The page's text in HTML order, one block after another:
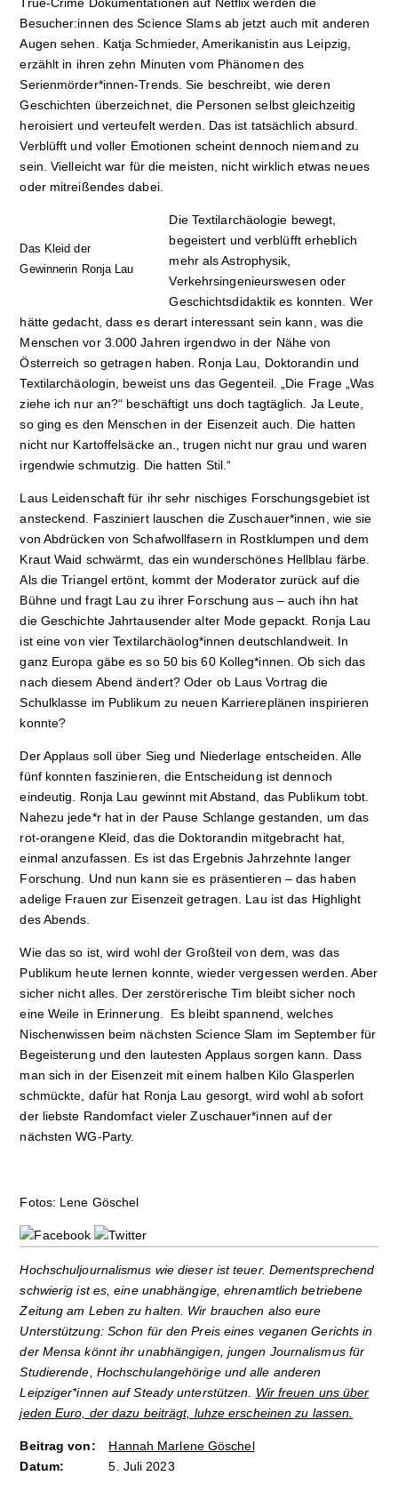
Besucher:innen des Science Slams ab jetzt auch mit anderen
Augen sehen. Katja Schmieder, Amerikanistin aus Leipzig,
erzählt in ihren zehn Minuten vom Phänomen des
Serienmörder*innen-Trends. Sie beschreibt, wie deren
Geschichten überzeichnet, die Personen selbst gleichzeitig
heroisiert und verteufelt werden. Das ist tatsächlich absurd.
Verblüfft und voller Emotionen scheint dennoch niemand zu
sein. Vielleicht war für die meisten, nicht wirklich etwas neues
oder mitreißendes dabei.
Das Kleid der
Gewinnerin Ronja Lau
Die Textilarchäologie bewegt,
begeistert und verblüfft erheblich
mehr als Astrophysik,
Verkehrsingenieurswesen oder
Geschichtsdidaktik es konnten. Wer
hätte gedacht, dass es derart interessant sein kann, was die
Menschen vor 3.000 Jahren irgendwo in der Nähe von
Österreich so getragen haben. Ronja Lau, Doktorandin und
Textilarchäologin, beweist uns das Gegenteil. „Die Frage „Was
ziehe ich nur an?“ beschäftigt uns doch tagtäglich. Ja Leute,
so ging es den Menschen in der Eisenzeit auch. Die hatten
nicht nur Kartoffelsäcke an., trugen nicht nur grau und waren
irgendwie schmutzig. Die hatten Stil.“
Laus Leidenschaft für ihr sehr nischiges Forschungsgebiet ist
ansteckend. Fasziniert lauschen die Zuschauer*innen, wie sie
von Abdrücken von Schafwollfasern in Rostklumpen und dem
Kraut Waid schwärmt, das ein wunderschönes Hellblau färbe.
Als die Triangel ertönt, kommt der Moderator zurück auf die
Bühne und fragt Lau zu ihrer Forschung aus – auch ihn hat
die Geschichte Jahrtausender alter Mode gepackt. Ronja Lau
ist eine von vier Textilarchäolog*innen deutschlandweit. In
ganz Europa gäbe es so 50 bis 60 Kolleg*innen. Ob sich das
nach diesem Abend ändert? Oder ob Laus Vortrag die
Schulklasse im Publikum zu neuen Karriereplänen inspirieren
konnte?
Der Applaus soll über Sieg und Niederlage entscheiden. Alle
fünf konnten faszinieren, die Entscheidung ist dennoch
eindeutig. Ronja Lau gewinnt mit Abstand, das Publikum tobt.
Nahezu jede*r hat in der Pause Schlange gestanden, um das
rot-orangene Kleid, das die Doktorandin mitgebracht hat,
einmal anzufassen. Es ist das Ergebnis Jahrzehnte langer
Forschung. Und nun kann sie es präsentieren – das haben
adelige Frauen zur Eisenzeit getragen. Lau ist das Highlight
des Abends.
Wie das so ist, wird wohl der Großteil von dem, was das
Publikum heute lernen konnte, wieder vergessen werden. Aber
sicher nicht alles. Der zerstörerische Tim bleibt sicher noch
eine Weile in Erinnerung. Es bleibt spannend, welches
Nischenwissen beim nächsten Science Slam im September für
Begeisterung und den lautesten Applaus sorgen kann. Dass
man sich in der Eisenzeit mit einem halben Kilo Glasperlen
schmückte, dafür hat Ronja Lau gesorgt, wird wohl ab sofort
der liebste Randomfact vieler Zuschauer*innen auf der
nächsten WG-Party.
Fotos: Lene Göschel
Hochschuljournalismus wie dieser ist teuer. Dementsprechend
schwierig ist es, eine unabhängige, ehrenamtlich betriebene
Zeitung am Leben zu halten. Wir brauchen also eure
Unterstützung: Schon für den Preis eines veganen Gerichts in
der Mensa könnt ihr unabhängigen, jungen Journalismus für
Studierende, Hochschulangehörige und alle anderen
Leipziger*innen auf Steady unterstützen. Wir freuen uns über
jeden Euro, der dazu beiträgt, luhze erscheinen zu lassen.
Beitrag von:
Hannah Marlene Göschel
Datum:
5. Juli 2023